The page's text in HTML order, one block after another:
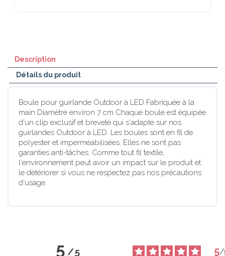
Description
Détails du produit
Boule pour guirlande Outdoor à LED Fabriquée à la
main Diamètre environ 7 cm Chaque boule est équipée
d'un clip exclusif et breveté qui s'adapte sur nos
guirlandes Outdoor à LED. Les boules sont en fil de
polyester et imperméabilisées. Elles ne sont pas
garanties anti-tâches. Comme tout fil textile,
l'environnement peut avoir un impact sur le produit et
le détériorer si vous ne respectez pas nos précautions
d'usage.
5/5 5/